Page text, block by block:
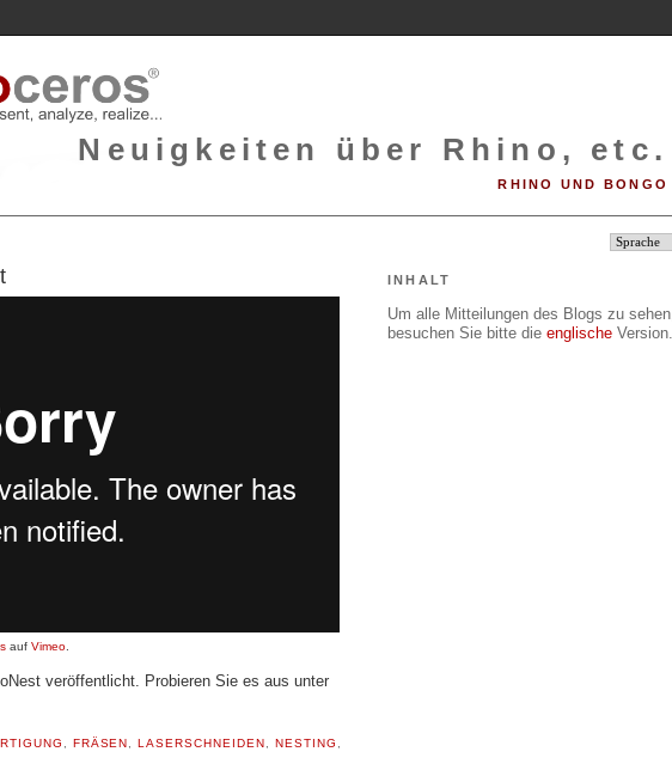
Neuigkeiten über Rhino, etc.
RHINO UND BONGO
auf Vimeo
veröffentlicht. Probieren Sie es aus unter
FRÄSEN ,LASERSCHNEIDEN ,NESTING
INHALT
Um alle Mitteilungen des Blogs zu sehen,
besuchen Sie bitte die englische Version.